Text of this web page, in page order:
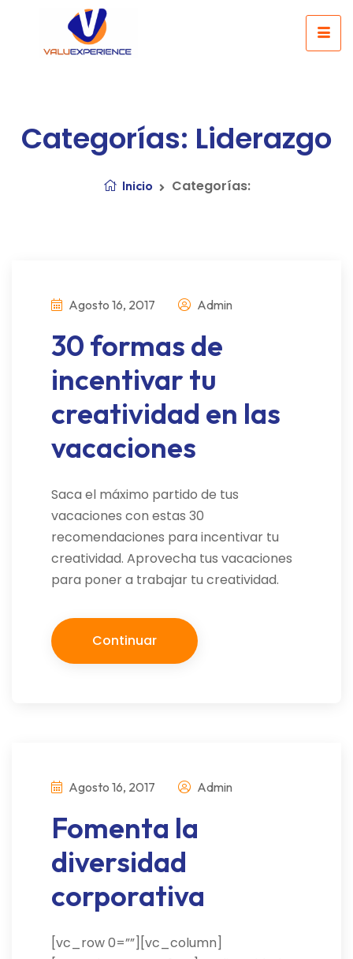
Categorías: Liderazgo
Inicio Categorías:
Agosto 16, 2017 Admin
30 formas de
incentivar tu
creatividad en las
vacaciones
Saca el máximo partido de tus
vacaciones con estas 30
recomendaciones para incentivar tu
creatividad. Aprovecha tus vacaciones
para poner a trabajar tu creatividad.
Continuar
Agosto 16, 2017 Admin
Fomenta la
diversidad
corporativa
[vc_row 0=””][vc_column]